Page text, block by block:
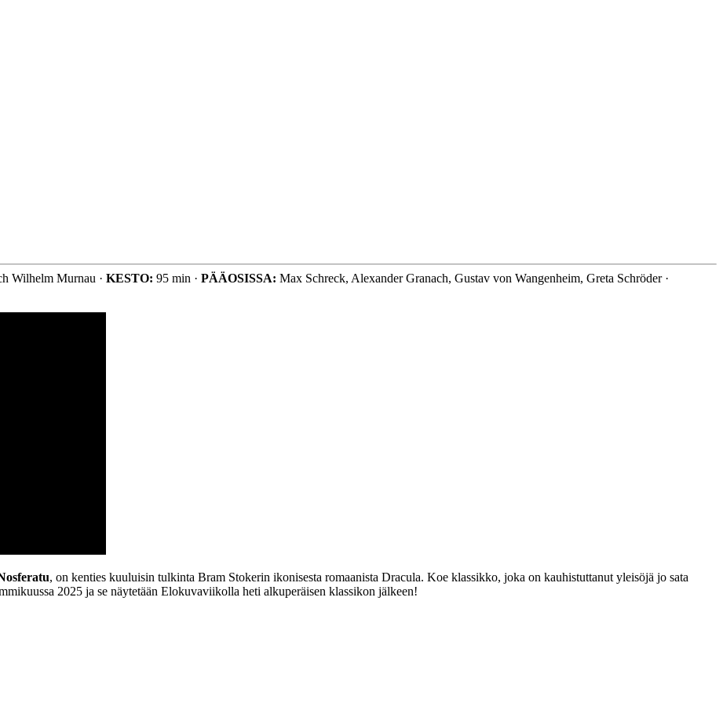
Wilhelm Murnau · KESTO: 95 min · PÄÄOSISSA: Max Schreck, Alexander Granach, Gustav von Wangenheim, Greta Schröder ·
, on kenties kuuluisin tulkinta Bram Stokerin ikonisesta romaanista Dracula. Koe klassikko, joka on kauhistuttanut yleisöjä jo sata
2025 ja se näytetään Elokuvaviikolla heti alkuperäisen klassikon jälkeen!